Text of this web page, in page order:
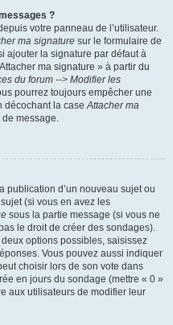
?
votre panneau de l’utilisateur.
ma signature sur le formulaire de
ajouter la signature par défaut à
ma signature » à partir du
du forum --> Modifier les
pourrez toujours empêcher une
décochant la caseAttacher ma
message.
publication d’un nouveau sujet ou
(si vous en avez les
sous la partie message (si vous ne
le droit de créer des sondages).
options possibles, saisissez
Vous pouvez aussi indiquer
choisir lors de son vote dans
en jours du sondage (mettre « 0 »
aux utilisateurs de modifier leur